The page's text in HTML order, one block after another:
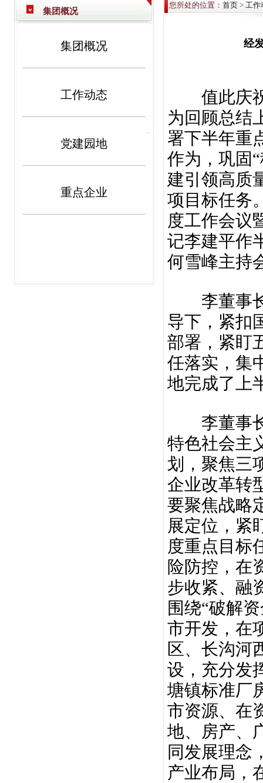
集团概况
集团概况
工作动态
党建园地
重点企业
您所处的位置： 首页 > 工作
经
值此庆祝
为回顾总结
署下半年重
作为，巩固
建引领高质
项目标任务
度工作会议
记李建平作
何雪峰主持
李董事长
导下，紧扣
部署，紧盯
任落实，集
地完成了上
李董事长
特色社会主
划，聚焦三
企业改革转
要聚焦战略
展定位，紧
度重点目标
险防控，在
步收紧、融
围绕“破解
市开发，在
区、长沟河
设，充分发
塘镇标准厂
市资源、在
地、房产、
同发展理念
产业布局，